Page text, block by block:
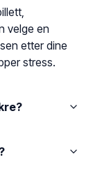
velge en
etter dine
stress.